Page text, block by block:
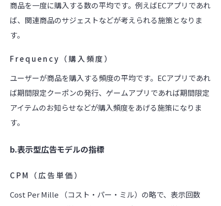
商品を一度に購入する数の平均です。例えばECアプリであれ
ば、関連商品のサジェストなどが考えられる施策となりま
す。
Frequency（購入頻度）
ユーザーが商品を購入する頻度の平均です。ECアプリであれ
ば期間限定クーポンの発行、ゲームアプリであれば期間限定
アイテムのお知らせなどが購入頻度をあげる施策になりま
す。
b.表示型広告モデルの指標
CPM（広告単価）
Cost Per Mille （コスト・パー・ミル）の略で、表示回数